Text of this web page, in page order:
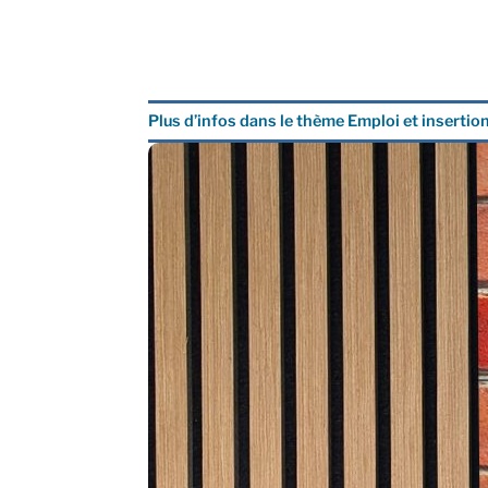
Plus d’infos dans le thème Emploi et